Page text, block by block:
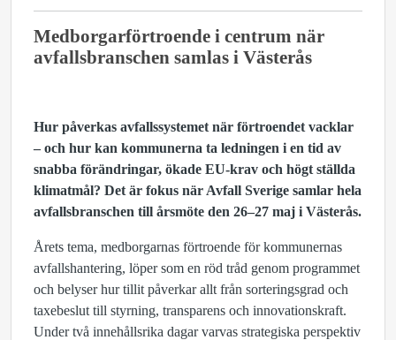
Medborgarförtroende i centrum när
avfallsbranschen samlas i Västerås
Hur påverkas avfallssystemet när förtroendet vacklar
– och hur kan kommunerna ta ledningen i en tid av
snabba förändringar, ökade EU‑krav och högt ställda
klimatmål? Det är fokus när Avfall Sverige samlar hela
avfallsbranschen till årsmöte den 26–27 maj i Västerås.
Årets tema, medborgarnas förtroende för kommunernas
avfallshantering, löper som en röd tråd genom programmet
och belyser hur tillit påverkar allt från sorteringsgrad och
taxebeslut till styrning, transparens och innovationskraft.
Under två innehållsrika dagar varvas strategiska perspektiv